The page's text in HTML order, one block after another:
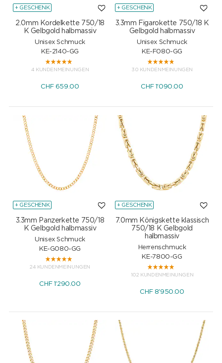
+ GESCHENK
2.0mm Kordelkette 750/18
K Gelbgold halbmassiv
Unisex Schmuck
KE-2140-GG
4 KUNDENMEINUNGEN
CHF 659.00
+ GESCHENK
3.3mm Figarokette 750/18 K
Gelbgold halbmassiv
Unisex Schmuck
KE-F080-GG
30 KUNDENMEINUNGEN
CHF 1'090.00
+ GESCHENK
3.3mm Panzerkette 750/18
K Gelbgold halbmassiv
Unisex Schmuck
KE-G080-GG
24 KUNDENMEINUNGEN
CHF1'290.00
+ GESCHENK
7.0mm Königskette klassisch
750/18 K Gelbgold
halbmassiv
Herrenschmuck
KE-7800-GG
102 KUNDENMEINUNGEN
CHF8'950.00